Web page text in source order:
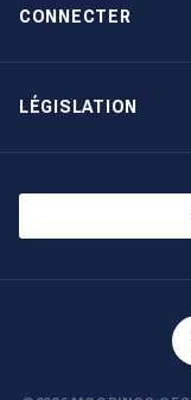
CONNECTER
Inscription à la
LÉGISLATION